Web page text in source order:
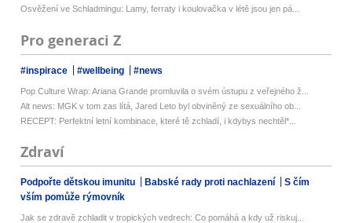
Osvěžení ve Schladmingu: Lamy, ferraty i koulovačka v létě jsou jen pá...
Pro generaci Z
#inspirace #wellbeing #news
Pop Culture Wrap: Ariana Grande promluvila o svém ústupu z veřejného ž...
Alt news: MGK v tom zas lítá, Jared Leto byl obviněný ze sexuálního ob...
RECEPT: Perfektní letní kombinace, které tě zchladí, i kdybys nechtěl*...
Zdraví
Podpořte dětskou imunitu Babské rady proti nachlazení
S čím
vším pomůže rýmovník
Jak se zdravě zchladit v tropických vedrech: Co pomáhá a kdy už riskuj...